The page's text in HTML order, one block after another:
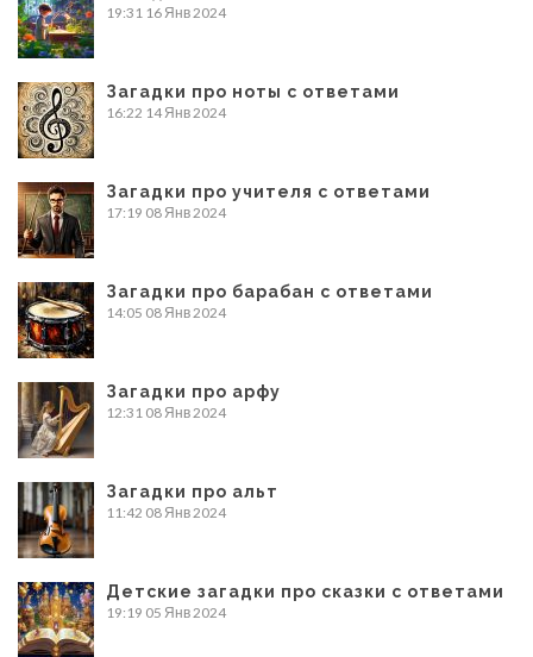
19:31 16 Янв 2024
Загадки про ноты с ответами
16:22 14 Янв 2024
Загадки про учителя с ответами
17:19 08 Янв 2024
Загадки про барабан с ответами
14:05 08 Янв 2024
Загадки про арфу
12:31 08 Янв 2024
Загадки про альт
11:42 08 Янв 2024
Детские загадки про сказки с ответами
19:19 05 Янв 2024